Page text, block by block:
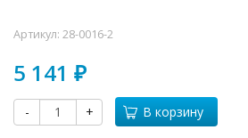
Артикул: 28-0016-2
5 141 ₽
- + В корзину